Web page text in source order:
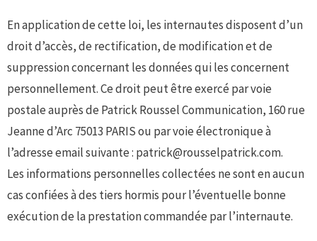
En application de cette loi, les internautes disposent d’un
droit d’accès, de rectification, de modification et de
suppression concernant les données qui les concernent
personnellement. Ce droit peut être exercé par voie
postale auprès de Patrick Roussel Communication, 160 rue
Jeanne d’Arc 75013 PARIS ou par voie électronique à
l’adresse email suivante : patrick@rousselpatrick.com.
Les informations personnelles collectées ne sont en aucun
cas confiées à des tiers hormis pour l’éventuelle bonne
exécution de la prestation commandée par l’internaute.